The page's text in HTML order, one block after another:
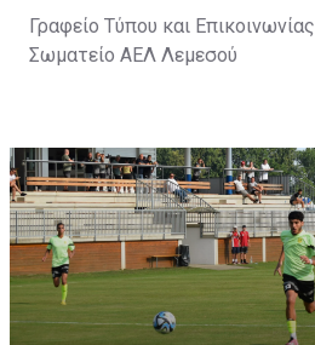
Γραφείο Τύπου και Επικοινωνίας
Σωματείο ΑΕΛ Λεμεσού